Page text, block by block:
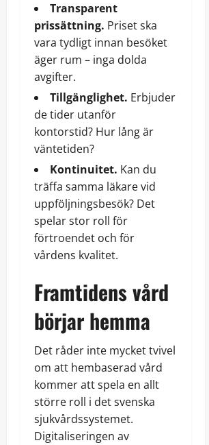
Transparent
prissättning. Priset ska
vara tydligt innan besöket
äger rum – inga dolda
avgifter.
Tillgänglighet. Erbjuder
de tider utanför
kontorstid? Hur lång är
väntetiden?
Kontinuitet. Kan du
träffa samma läkare vid
uppföljningsbesök? Det
spelar stor roll för
förtroendet och för
vårdens kvalitet.
Framtidens vård
börjar hemma
Det råder inte mycket tvivel
om att hembaserad vård
kommer att spela en allt
större roll i det svenska
sjukvårdssystemet.
Digitaliseringen av